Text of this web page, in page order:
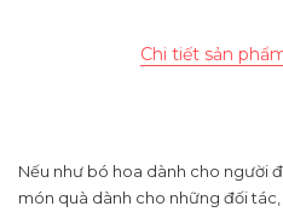
Chi tiết sản
Nếu như bó hoa dành cho người
món quà dành cho những đối